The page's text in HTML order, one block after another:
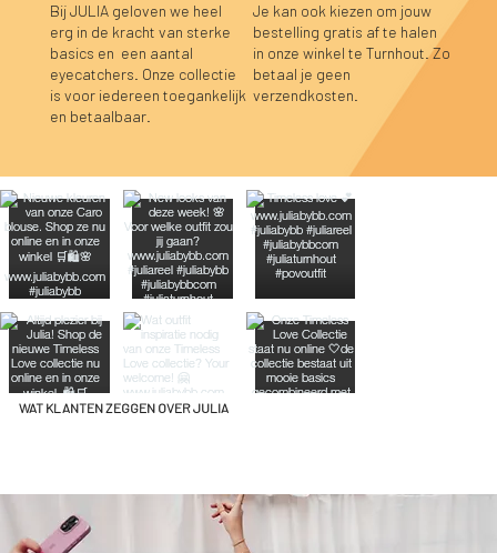
Lara sweater bordeaux
Prijs
€ 39,95
Luka sweater grijs
Prijs
€ 39,95
Luka rok grijs
Prijs
€ 34,95
Sofie top bordeaux-donkerblauw
Prijs
€ 34,95
Hannah top prune
Prijs
€ 39,95
Hannah top choco
Prijs
€ 39,95
Caro blouse beige
Prijs
€ 44,95
Caro blouse kaki
Prijs
€ 44,95
Caro blouse donkerblauw
Prijs
€ 44,95
Caro blouse choco
Prijs
€ 44,95
Pauline top bordeaux
Prijs
€ 59,95
Lucia longsleeve roze-rood
Prijs
€ 39,95
Caro blouse prune
Niet op voorraad
Caro blouse bordeaux
Niet op voorraad
Pauline top donkerblauw
Niet op voorraad
Bij JULIA geloven we heel
erg in de kracht van sterke
basics en een aantal
eyecatchers. Onze collectie
is voor iedereen toegankelijk
en betaalbaar.
Je kan ook kiezen om jouw
bestelling gratis af te halen
in onze winkel te Turnhout. Zo
betaal je geen
verzendkosten.
WAT KLANTEN ZEGGEN OVER JULIA